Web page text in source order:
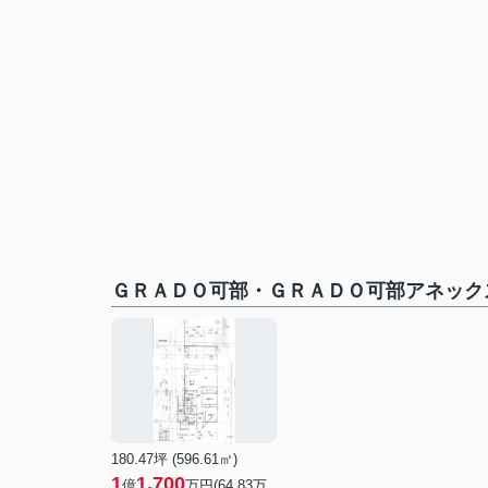
ＧＲＡＤＯ可部・ＧＲＡＤＯ可部アネッ
180.47坪 (596.61㎡)
1 1,700